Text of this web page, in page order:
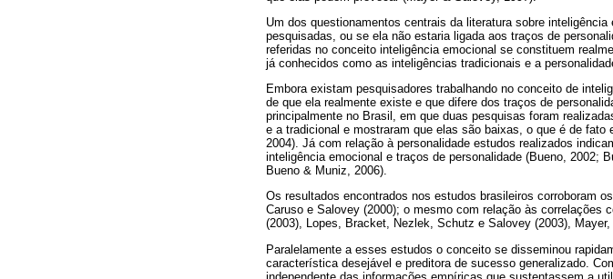
Um dos questionamentos centrais da literatura sobre
pesquisadas, ou se ela não estaria ligada aos traços de
referidas no conceito inteligência emocional se constituem
já conhecidos como as inteligências tradicionais e a
Embora existam pesquisadores trabalhando no conceito de
de que ela realmente existe e que difere dos traços de
principalmente no Brasil, em que duas pesquisas foram
e a tradicional e mostraram que elas são baixas, o que é de
2004). Já com relação à personalidade estudos realizados
inteligência emocional e traços de personalidade (Bueno, 2002;
Bueno & Muniz, 2006).
Os resultados encontrados nos estudos brasileiros corroboram
Caruso e Salovey (2000); o mesmo com relação às
(2003), Lopes, Bracket, Nezlek, Schutz e Salovey (2003),
Paralelamente a esses estudos o conceito se disseminou
característica desejável e preditora de sucesso generalizado.